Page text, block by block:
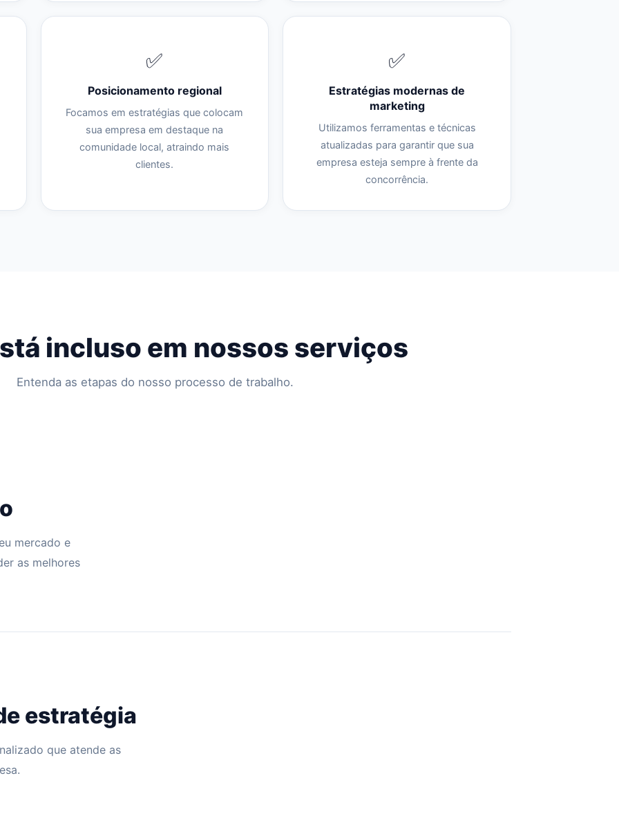
✅
Posicionamento regional
Focamos em estratégias que colocam
sua empresa em destaque na
comunidade local, atraindo mais
clientes.
✅
Estratégias modernas de
marketing
Utilizamos ferramentas e técnicas
atualizadas para garantir que sua
empresa esteja sempre à frente da
concorrência.
incluso em nossos serviços
Entenda as etapas do nosso processo de trabalho.
mercado e
as melhores
estratégia
que atende as